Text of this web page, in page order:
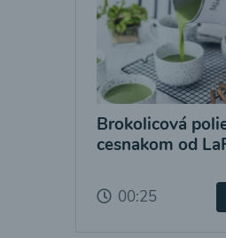
Brokolicová
cesnakom od
00:25